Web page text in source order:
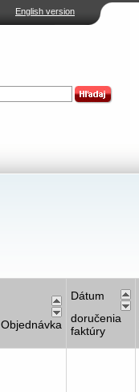
English version
Objednávka
Dátum
doručenia
faktúry